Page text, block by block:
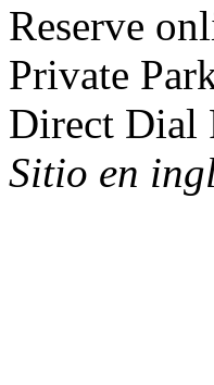
Reserve
Private
Direct Dial
Sitio en